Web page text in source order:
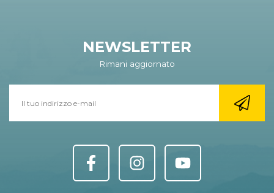
NEWSLETTER
Rimani aggiornato